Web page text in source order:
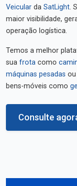
Veicular da SatLight.
maior visibilidade,
operação logística.
Temos a melhor
sua frota como
máquinas pesadas
bens-móveis como
Consulte